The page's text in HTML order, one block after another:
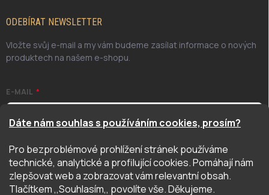
Dáte nám souhlas s používáním cookies, prosím?
Pro bezproblémové prohlížení stránek používáme
technické, analytické a profilující cookies. Pomáhají nám
zlepšovat web a zobrazovat vám relevantní obsah.
Tlačítkem ,,Souhlasím,, povolíte vše. Děkujeme.
ODEBÍRAT NEWSLETTER
Vložte svůj e-mail a my vám budeme zasílat informace o nových
produktech na našem e-shopu.
E-MAIL
Odesláním potvrzuji, že jsem se seznámil/a se zásadami
ochrany osobních údajů. Úplné znění naleznetezde
PŘIHLÁSIT SE